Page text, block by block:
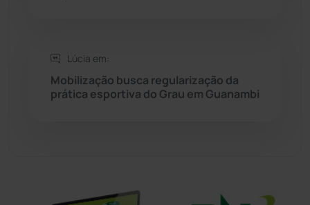
Tanque Novo
Tecnologia (12)
Lúcia em:
Mobilização busca regularização da
prática esportiva do Grau em Guanambi